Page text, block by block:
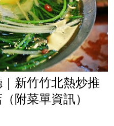
新竹竹北熱炒推
附菜單資訊）